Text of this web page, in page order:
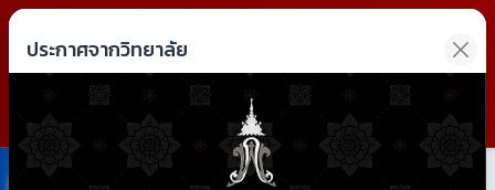
วิทยาลัยการอาชีพฝาง
Fang Industrial and Community Education College
ประกาศจากวิทยาลัย